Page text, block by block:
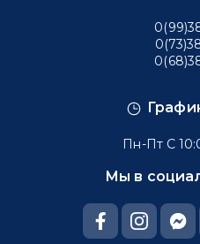
Пн-Пт С
Мы в